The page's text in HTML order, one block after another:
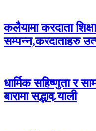
कलैयामा करदाता
सम्पन्न,करदाताहरु
धार्मिक सहिष्णुता र
बारामा सद्भाव र्‍याली